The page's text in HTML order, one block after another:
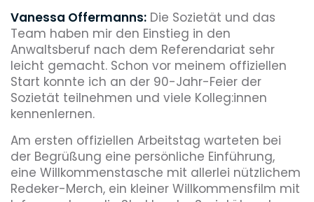
Vanessa Offermanns: Die Sozietät und das
Team haben mir den Einstieg in den
Anwaltsberuf nach dem Referendariat sehr
leicht gemacht. Schon vor meinem offiziellen
Start konnte ich an der 90-Jahr-Feier der
Sozietät teilnehmen und viele Kolleg:innen
kennenlernen.
Am ersten offiziellen Arbeitstag warteten bei
der Begrüßung eine persönliche Einführung,
eine Willkommenstasche mit allerlei nützlichem
Redeker-Merch, ein kleiner Willkommensfilm mit